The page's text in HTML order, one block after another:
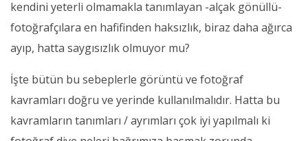
kendini yeterli olmamakla tanımlayan -alçak gönüllü-
fotoğrafçılara en hafifinden haksızlık, biraz daha ağırca
ayıp, hatta saygısızlık olmuyor mu?
İşte bütün bu sebeplerle görüntü ve fotoğraf
kavramları doğru ve yerinde kullanılmalıdır. Hatta bu
kavramların tanımları / ayrımları çok iyi yapılmalı ki